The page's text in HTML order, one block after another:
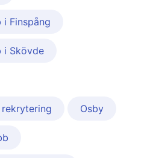
i Finspång
i Skövde
Osby